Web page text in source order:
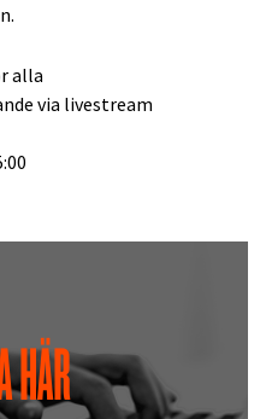
alla
via livestream